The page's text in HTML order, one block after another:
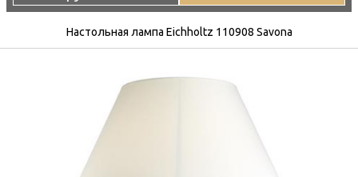
Настольная лампа Eichholtz 110908 Savona